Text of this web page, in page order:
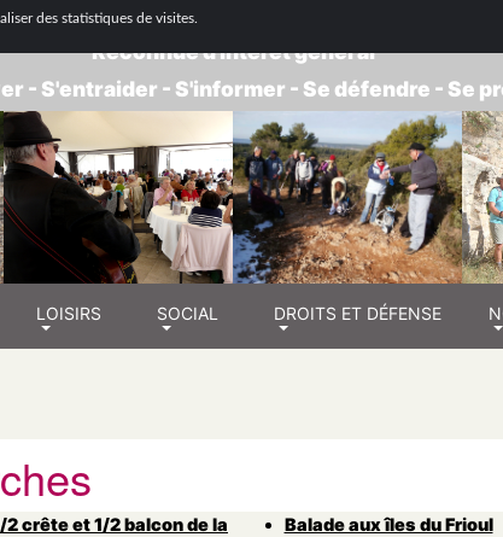
des statistiques de visites.
DE RETRAITÉS - GROUPE
Reconnue d'intérêt général
- S'entraider - S'informer - Se défendre - Se
LOISIRS SOCIAL DROITS ET DÉFENSE
2 crête et 1/2 balcon de la
Balade aux îles du Frioul